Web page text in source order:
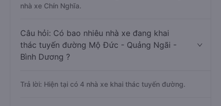
nhà xe Chín Nghĩa.
Câu hỏi: Có bao nhiêu nhà xe đang khai
thác tuyến đường Mộ Đức - Quảng Ngãi -
Bình Dương ?
Trả lời: Hiện tại có 4 nhà xe khai thác tuyến đường.